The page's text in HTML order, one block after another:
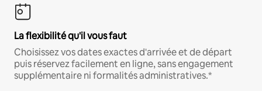
La flexibilité qu'il vous faut
Choisissez vos dates exactes d'arrivée et de départ
puis réservez facilement en ligne, sans engagement
supplémentaire ni formalités administratives.*